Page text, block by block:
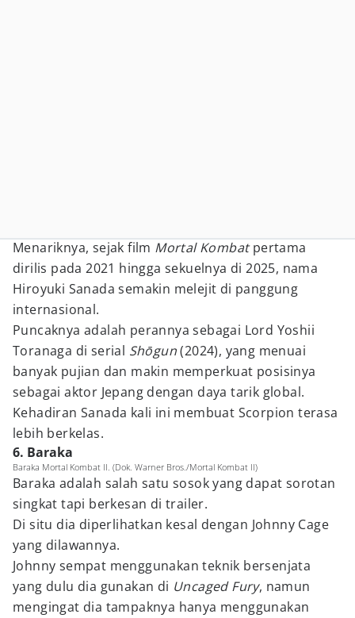
Menariknya, sejak film Mortal Kombatpertama
dirilis pada 2021 hingga sekuelnya di 2025, nama
Hiroyuki Sanada semakin melejit di panggung
internasional.
Puncaknya adalah perannya sebagai Lord Yoshii
Toranaga di serial Shōgun(2024), yang menuai
banyak pujian dan makin memperkuat posisinya
sebagai aktor Jepang dengan daya tarik global.
Kehadiran Sanada kali ini membuat Scorpion terasa
lebih berkelas.
6. Baraka
Baraka Mortal Kombat II. (Dok. Warner Bros./Mortal Kombat II)
Baraka adalah salah satu sosok yang dapat sorotan
singkat tapi berkesan di trailer.
Di situ dia diperlihatkan kesal dengan Johnny Cage
yang dilawannya.
Johnny sempat menggunakan teknik bersenjata
yang dulu dia gunakan di Uncaged Fury, namun
mengingat dia tampaknya hanya menggunakan